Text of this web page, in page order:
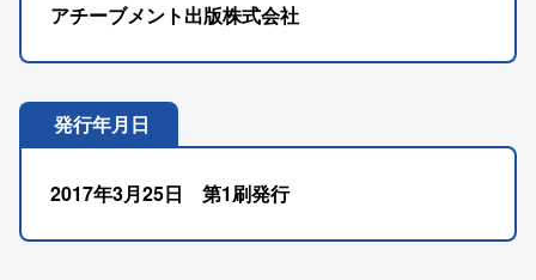
アチーブメント出版株式会社
発行年月日
2017年3月25日 第1刷発行